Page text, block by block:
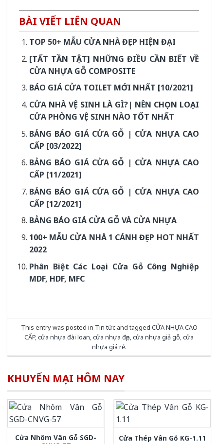
BÀI VIẾT LIÊN QUAN
TOP 50+ MẪU CỬA NHÀ ĐẸP HIỆN ĐẠI
[TẤT TẦN TẬT] NHỮNG ĐIỀU CẦN BIẾT VỀ
CỬA NHỰA GỖ COMPOSITE
BÁO GIÁ CỬA TOILET MỚI NHẤT [10/2021]
CỬA NHÀ VỆ SINH LÀ GÌ?| NÊN CHỌN LOẠI
CỬA PHÒNG VỆ SINH NÀO TỐT NHẤT
BẢNG BÁO GIÁ CỬA GỖ | CỬA NHỰA CAO
CẤP [03/2022]
BẢNG BÁO GIÁ CỬA GỖ | CỬA NHỰA CAO
CẤP [11/2021]
BẢNG BÁO GIÁ CỬA GỖ | CỬA NHỰA CAO
CẤP [12/2021]
BẢNG BÁO GIÁ CỬA GỖ VÀ CỬA NHỰA
100+ MẪU CỬA NHÀ 1 CÁNH ĐẸP HOT NHẤT
2022
Phân Biệt Các Loại Cửa Gỗ Công Nghiệp
MDF, HDF, MFC
This entry was posted in Tin tứcand tagged CỬA NHỰA CAO
CẤP,cửa nhựa đài loan,cửa nhựa đẹp,cửa nhựa giả gỗ,cửa
nhựa giá rẻ.
KHUYẾN MẠI HÔM NAY
Cửa Nhôm Vân Gỗ SGD-
Cửa Thép Vân Gỗ KG-1.11